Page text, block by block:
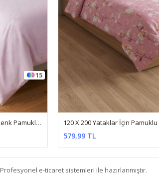
6
120 X 200 Yataklar İçin Pamuklu Ranforce Kumaş Nevresim Takımı Papatya Pembe
579,99 TL
Profesyonel e-ticaret sistemleri ile hazırlanmıştır.